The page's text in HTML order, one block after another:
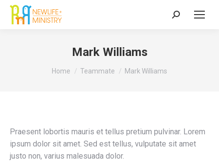
Search:
Mark Williams
You are here:
Home Teammate Mark Williams
Praesent lobortis mauris et tellus pretium pulvinar. Lorem
ipsum dolor sit amet. Sed est tellus, vulputate sit amet
justo non, varius malesuada dolor.